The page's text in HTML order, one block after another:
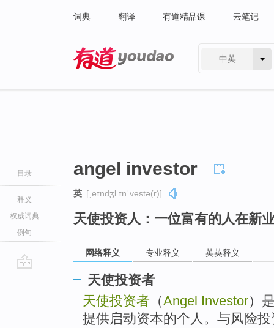
词典 翻译 有道精品课 云笔记
中英
目录
释义
权威词典
例句
angel investor
英 [ˌeɪndʒl ɪnˈvestə(r)]
天使投资人：一位富有的人在新
网络释义 专业释义 英英释义
天使投资者
天使投资者 （Angel Investor）
提供启动资本的个人。与风险